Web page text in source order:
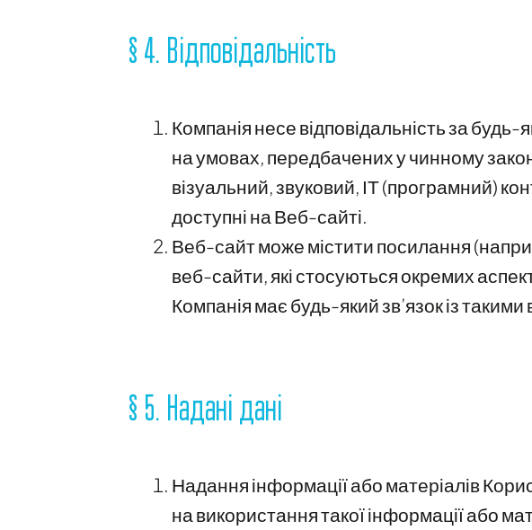
§ 4. Відповідальність
Компанія несе відповідальність за
на умовах, передбачених у чинному
візуальний, звуковий, ІТ (програмний)
доступні на Веб-сайті.
Веб-сайт може містити посилання
веб-сайти, які стосуються окремих
Компанія має будь-який зв’язок із
§ 5. Надані дані
Надання інформації або матеріалів
на використання такої інформації або